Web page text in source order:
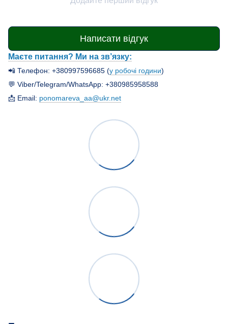
Написати відгук
Маєте питання? Ми на зв’язку:
📲 Телефон: +380997596685 (у робочі години)
💬 Viber/Telegram/WhatsApp: +380985958588
📩 Email: ponomareva_aa@ukr.net